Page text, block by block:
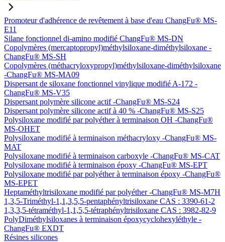
Promoteur d'adhérence de revêtement à base d'eau ChangFu® MS-
E11
Silane fonctionnel di-amino modifié ChangFu® MS-DN
Copolymères (mercaptopropyl)méthylsiloxane-diméthylsiloxane -
ChangFu® MS-SH
Copolymères (méthacryloxypropyl)méthylsiloxane-diméthylsiloxane
-ChangFu® MS-MA09
Dispersant de siloxane fonctionnel vinylique modifié A-172 -
ChangFu® MS-V35
Dispersant polymère silicone actif -ChangFu® MS-S24
Dispersant polymère silicone actif à 40 % -ChangFu® MS-S25
Polysiloxane modifié par polyéther à terminaison OH -ChangFu®
MS-OHET
Polysiloxane modifié à terminaison méthacryloxy -ChangFu® MS-
MAT
Polysiloxane modifié à terminaison carboxyle -ChangFu® MS-CAT
Polysiloxane modifié à terminaison époxy -ChangFu® MS-EPT
Polysiloxane modifié par polyéther à terminaison époxy -ChangFu®
MS-EPET
Heptaméthyltrisiloxane modifié par polyéther -ChangFu® MS-M7H
1,3,5-Triméthyl-1,1,3,5,5-pentaphényltrisiloxane CAS : 3390-61-2
1,3,3,5-tétraméthyl-1,1,5,5-tétraphényltrisiloxane CAS : 3982-82-9
PolyDiméthylsiloxanes à terminaison époxycyclohexyléthyle -
ChangFu® EXDT
Résines silicones